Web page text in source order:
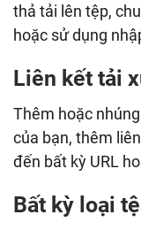
thả tải lên tệp,
hoặc sử dụng
Liên kết tải
Thêm hoặc
của bạn, thêm
đến bất kỳ URL
Bất kỳ loại